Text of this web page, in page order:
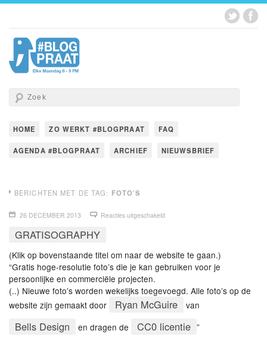
HOME ZO WERKT #BLOGPRAAT FAQ
AGENDA #BLOGPRAAT ARCHIEF NIEUWSBRIEF
BERICHTEN MET DE TAG: FOTO’S
26 DECEMBER 2013 Reacties uitgeschakeld
GRATISOGRAPHY
(Klik op bovenstaande titel om naar de website te gaan.)
“Gratis hoge-resolutie foto’s die je kan gebruiken voor je
persoonlijke en commerciële projecten.
(..) Nieuwe foto’s worden wekelijks toegevoegd. Alle foto’s op de
website zijn gemaakt door
Ryan McGuire van
Bells Design en dragen de CC0 licentie ”